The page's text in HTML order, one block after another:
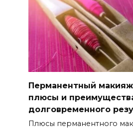
Перманентный
плюсы и
долговременного
Плюсы перманентного